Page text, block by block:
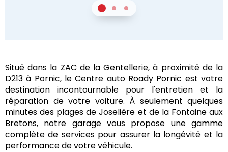
Sur 22Sur 23Sur 2
Situé dans la ZAC de la Gentellerie, à proximité de la
D213 à Pornic, le Centre auto Roady Pornic est votre
destination incontournable pour l'entretien et la
réparation de votre voiture. À seulement quelques
minutes des plages de Joselière et de la Fontaine aux
Bretons, notre garage vous propose une gamme
complète de services pour assurer la longévité et la
performance de votre véhicule.